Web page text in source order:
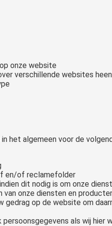
onze website
verschillende websites
het algemeen voor de
en/of reclamefolder
dit nodig is om onze
van onze diensten en
gedrag op de website om
als wij